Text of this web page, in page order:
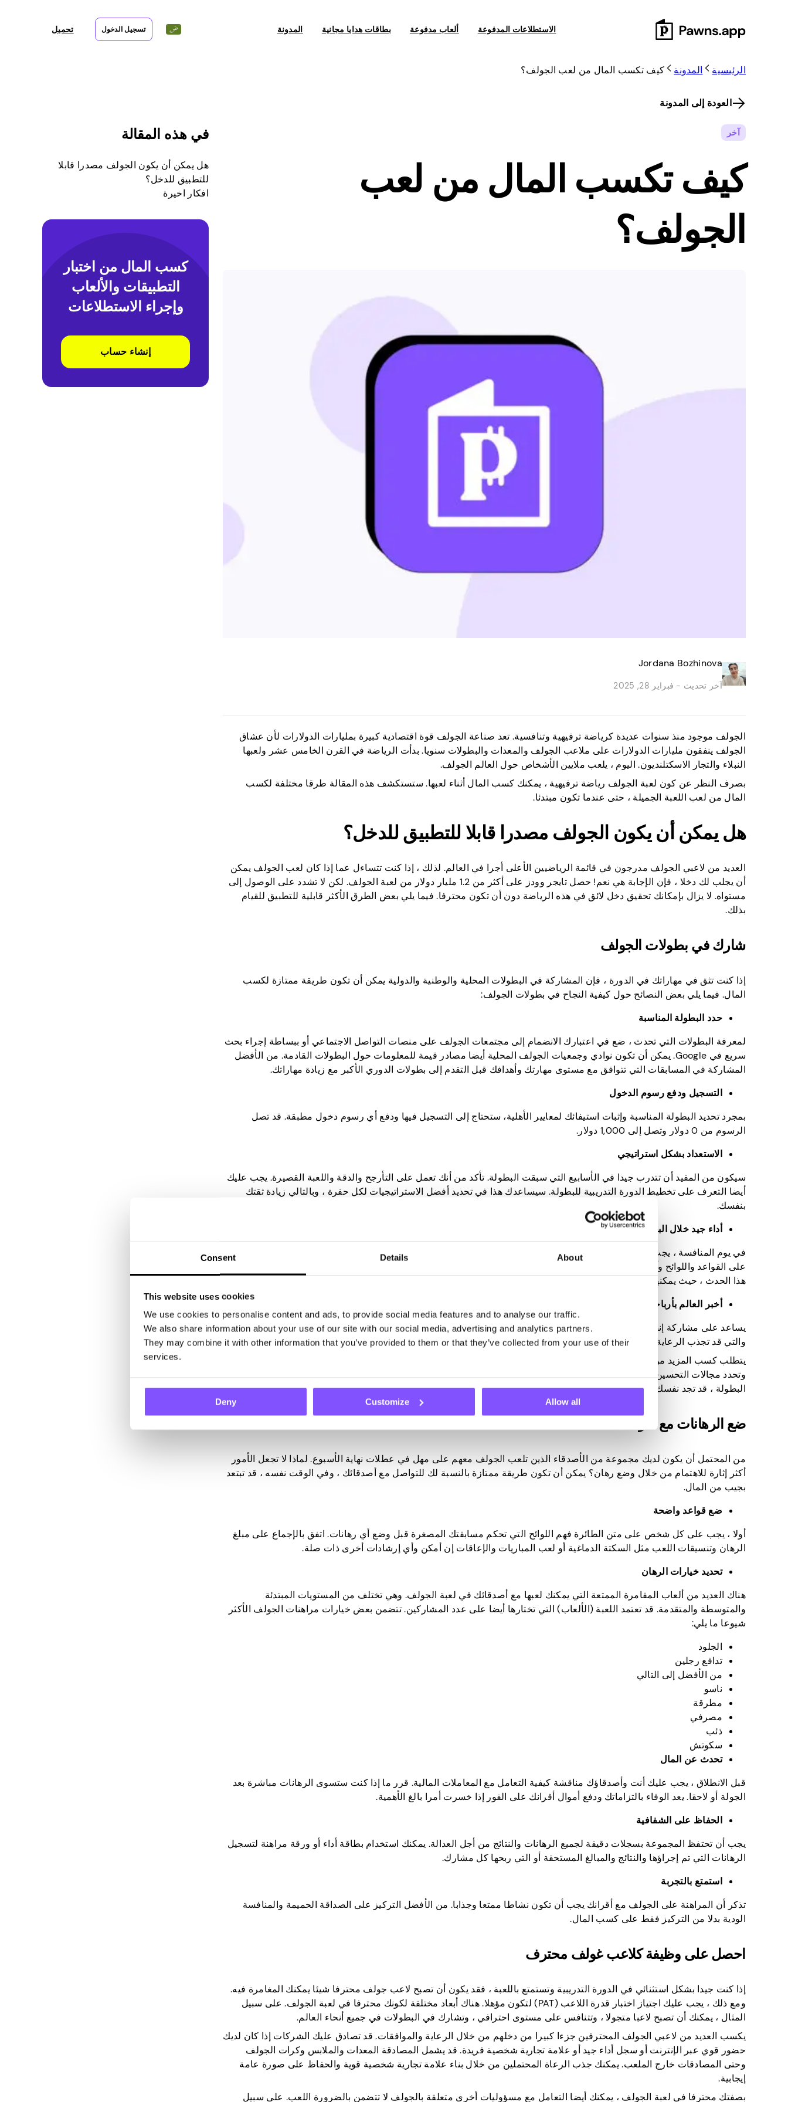
Consent Details About
This website uses cookies
We use cookies to personalise content and ads, to provide social media features and to analyse our traffic.
We also share information about your use of our site with our social media, advertising and analytics partners.
They may combine it with other information that you’ve provided to them or that they’ve collected from your use of their
services.
Deny Customize Allow all
الاستطلاعات المدفوعة ألعاب مدفوعة بطاقات هدايا مجانية المدونة تسجيل الدخول تحميل
الرئيسية المدونة كيف تكسب المال من لعب الجولف؟
العودة إلى المدونة
آخر
كيف تكسب المال من لعب
الجولف؟
Jordana Bozhinova
آخر تحديث - فبراير 28, 2025
الجولف موجود منذ سنوات عديدة كرياضة ترفيهية وتنافسية. تعد صناعة الجولف قوة اقتصادية كبيرة بمليارات الدولارات لأن عشاق
الجولف ينفقون مليارات الدولارات على ملاعب الجولف والمعدات والبطولات سنويا. بدأت الرياضة في القرن الخامس عشر ولعبها
النبلاء والتجار الاسكتلنديون. اليوم ، يلعب ملايين الأشخاص حول العالم الجولف.
بصرف النظر عن كون لعبة الجولف رياضة ترفيهية ، يمكنك كسب المال أثناء لعبها. ستستكشف هذه المقالة طرقا مختلفة لكسب
المال من لعب اللعبة الجميلة ، حتى عندما تكون مبتدئا.
هل يمكن أن يكون الجولف مصدرا قابلا للتطبيق للدخل؟
العديد من لاعبي الجولف مدرجون في قائمة الرياضيين الأعلى أجرا في العالم. لذلك ، إذا كنت تتساءل عما إذا كان لعب الجولف يمكن
أن يجلب لك دخلا ، فإن الإجابة هي نعم! حصل تايجر وودز على أكثر من 1.2 مليار دولار من لعبة الجولف. لكن لا تشدد على الوصول إلى
مستواه. لا يزال بإمكانك تحقيق دخل لائق في هذه الرياضة دون أن تكون محترفا. فيما يلي بعض الطرق الأكثر قابلية للتطبيق للقيام
بذلك.
شارك في بطولات الجولف
إذا كنت تثق في مهاراتك في الدورة ، فإن المشاركة في البطولات المحلية والوطنية والدولية يمكن أن تكون طريقة ممتازة لكسب
المال. فيما يلي بعض النصائح حول كيفية النجاح في بطولات الجولف:
حدد البطولة المناسبة
لمعرفة البطولات التي تحدث ، ضع في اعتبارك الانضمام إلى مجتمعات الجولف على منصات التواصل الاجتماعي أو ببساطة إجراء بحث
سريع في Google. يمكن أن تكون نوادي وجمعيات الجولف المحلية أيضا مصادر قيمة للمعلومات حول البطولات القادمة. من الأفضل
المشاركة في المسابقات التي تتوافق مع مستوى مهارتك وأهدافك قبل التقدم إلى بطولات الدوري الأكبر مع زيادة مهاراتك.
التسجيل ودفع رسوم الدخول
بمجرد تحديد البطولة المناسبة وإثبات استيفائك لمعايير الأهلية، ستحتاج إلى التسجيل فيها ودفع أي رسوم دخول مطبقة. قد تصل
الرسوم من 0 دولار وتصل إلى 1,000 دولار.
الاستعداد بشكل استراتيجي
سيكون من المفيد أن تتدرب جيدا في الأسابيع التي سبقت البطولة. تأكد من أنك تعمل على التأرجح والدقة واللعبة القصيرة. يجب عليك
أيضا التعرف على تخطيط الدورة التدريبية للبطولة. سيساعدك هذا في تحديد أفضل الاستراتيجيات لكل حفرة ، وبالتالي زيادة ثقتك
بنفسك.
أداء جيد خلال البطولة
في يوم المنافسة ، يجب عليك إحضار لعبتك A. اتبع استراتيجياتك وحافظ على عقلية إيجابية طوال الحدث. حافظ على تركيزك وحافظ
على القواعد واللوائح وآداب السلوك لتجنب العقوبات أو عدم الأهلية. كما أنه يساعد على إقامة اتصالات مع لاعبي الجولف الآخرين في
هذا الحدث ، حيث يمكنهم المساعدة في بناء حياتك المهنية في لعبة الجولف.
أخبر العالم بأرباحك
يساعد على مشاركة إنجازاتك على منصات التواصل الاجتماعي أو منتديات الجولف. يمكن أن تكون طريقة استراتيجية لعرض مهاراتك ،
والتي قد تجذب الرعاية أو الدعوات لمزيد من البطولات.
يتطلب كسب المزيد من المال في بطولات الجولف البقاء ملتزما بتحسين لعبتك. من الضروري أن تتعلم من كل تجربة في البطولة ،
وتحدد مجالات التحسين ، وتكيف استراتيجياتك وفقا لذلك. من خلال الجهد المستمر والعقلية الصحيحة والممارسة والمشاركة في
البطولة ، قد تجد نفسك في النهاية في رحلة PGA.
ضع الرهانات مع أقرانك
من المحتمل أن يكون لديك مجموعة من الأصدقاء الذين تلعب الجولف معهم على مهل في عطلات نهاية الأسبوع. لماذا لا تجعل الأمور
أكثر إثارة للاهتمام من خلال وضع رهان؟ يمكن أن تكون طريقة ممتازة بالنسبة لك للتواصل مع أصدقائك ، وفي الوقت نفسه ، قد تبتعد
بجيب من المال.
ضع قواعد واضحة
أولا ، يجب على كل شخص على متن الطائرة فهم اللوائح التي تحكم مسابقتك المصغرة قبل وضع أي رهانات. اتفق بالإجماع على مبلغ
الرهان وتنسيقات اللعب مثل السكتة الدماغية أو لعب المباريات والإعاقات إن أمكن وأي إرشادات أخرى ذات صلة.
تحديد خيارات الرهان
هناك العديد من ألعاب المقامرة الممتعة التي يمكنك لعبها مع أصدقائك في لعبة الجولف. وهي تختلف من المستويات المبتدئة
والمتوسطة والمتقدمة. قد تعتمد اللعبة (الألعاب) التي تختارها أيضا على عدد المشاركين. تتضمن بعض خيارات مراهنات الجولف الأكثر
شيوعا ما يلي:
الجلود
تدافع رجلين
من الأفضل إلى التالي
ناسو
مطرقة
مصرفي
ذئب
سكوتش
تحدث عن المال
قبل الانطلاق ، يجب عليك أنت وأصدقاؤك مناقشة كيفية التعامل مع المعاملات المالية. قرر ما إذا كنت ستسوى الرهانات مباشرة بعد
الجولة أو لاحقا. يعد الوفاء بالتزاماتك ودفع أموال أقرانك على الفور إذا خسرت أمرا بالغ الأهمية.
الحفاظ على الشفافية
يجب أن تحتفظ المجموعة بسجلات دقيقة لجميع الرهانات والنتائج من أجل العدالة. يمكنك استخدام بطاقة أداء أو ورقة مراهنة لتسجيل
الرهانات التي تم إجراؤها والنتائج والمبالغ المستحقة أو التي ربحها كل مشارك.
استمتع بالتجربة
تذكر أن المراهنة على الجولف مع أقرانك يجب أن تكون نشاطا ممتعا وجذابا. من الأفضل التركيز على الصداقة الحميمة والمنافسة
الودية بدلا من التركيز فقط على كسب المال.
احصل على وظيفة كلاعب غولف محترف
إذا كنت جيدا بشكل استثنائي في الدورة التدريبية وتستمتع باللعبة ، فقد يكون أن تصبح لاعب جولف محترفا شيئا يمكنك المغامرة فيه.
ومع ذلك ، يجب عليك اجتياز اختبار قدرة اللاعب (PAT) لتكون مؤهلا. هناك أبعاد مختلفة لكونك محترفا في لعبة الجولف. على سبيل
المثال ، يمكنك أن تصبح لاعبا متجولا ، وتتنافس على مستوى احترافي ، وتشارك في البطولات في جميع أنحاء العالم.
يكسب العديد من لاعبي الجولف المحترفين جزءا كبيرا من دخلهم من خلال الرعاية والموافقات. قد تصادق عليك الشركات إذا كان لديك
حضور قوي عبر الإنترنت أو سجل أداء جيد أو علامة تجارية شخصية فريدة. قد يشمل المصادقة المعدات والملابس وكرات الجولف
وحتى المصادقات خارج الملعب. يمكنك جذب الرعاة المحتملين من خلال بناء علامة تجارية شخصية قوية والحفاظ على صورة عامة
إيجابية.
بصفتك محترفا في لعبة الجولف ، يمكنك أيضا التعامل مع مسؤوليات أخرى متعلقة بالجولف لا تتضمن بالضرورة اللعب. على سبيل
في هذه المقالة
هل يمكن أن يكون الجولف مصدرا قابلا
للتطبيق للدخل؟
افكار اخيرة
كسب المال من اختبار
التطبيقات والألعاب
وإجراء الاستطلاعات
إنشاء حساب